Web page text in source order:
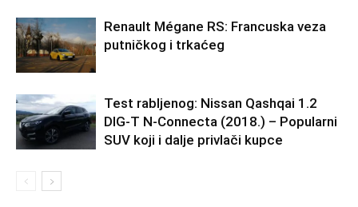
Renault Mégane RS: Francuska veza
putničkog i trkaćeg
Test rabljenog: Nissan Qashqai 1.2
DIG-T N-Connecta (2018.) – Popularni
SUV koji i dalje privlači kupce